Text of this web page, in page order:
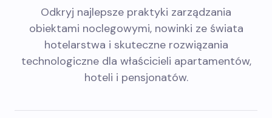
Odkryj najlepsze praktyki zarządzania
obiektami noclegowymi, nowinki ze świata
hotelarstwa i skuteczne rozwiązania
technologiczne dla właścicieli apartamentów,
hoteli i pensjonatów.